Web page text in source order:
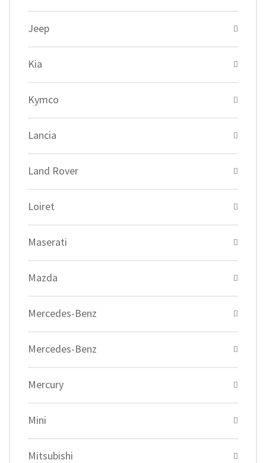
Jeep
Kia
Kymco
Lancia
Land Rover
Loiret
Maserati
Mazda
Mercedes-Benz
Mercedes-Benz
Mercury
Mini
Mitsubishi